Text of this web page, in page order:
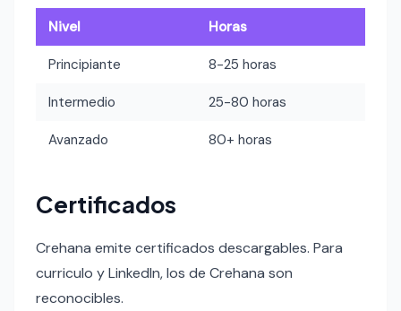
Nivel Horas
Principiante 8-25 horas
Intermedio 25-80 horas
Avanzado 80+ horas
Certificados
Crehana emite certificados descargables. Para
curriculo y LinkedIn, los de Crehana son
reconocibles.